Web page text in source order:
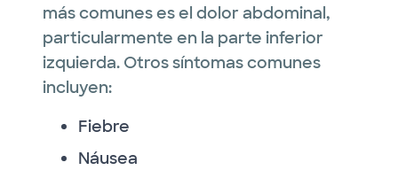
más comunes es el dolor abdominal,
particularmente en la parte inferior
izquierda. Otros síntomas comunes
incluyen:
Fiebre
Náusea